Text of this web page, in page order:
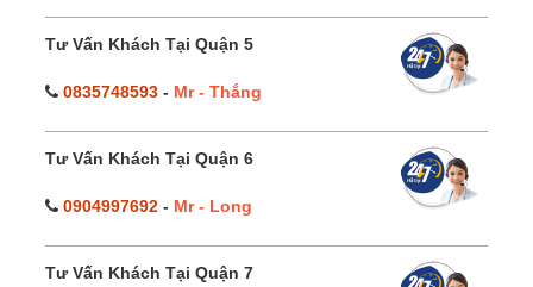
Tư Vấn Khách Tại Quận 5
0835748593 - Mr - Thắng
Tư Vấn Khách Tại Quận 6
0904997692 - Mr - Long
Tư Vấn Khách Tại Quận 7